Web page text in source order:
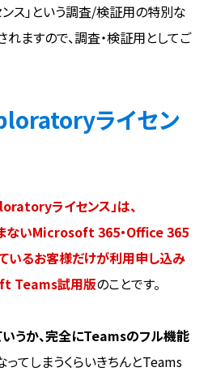
ス」という調査/検証用の特別な
ますので、調査・検証用としてご
ライセン
ライセンス」は、
いMicrosoft 365・Office 365
いるお客様だけが利用申し込み
Teams試用版のことです。
いうか、完全にTeamsのフル機能
ってしまうくらいきちんとTeams